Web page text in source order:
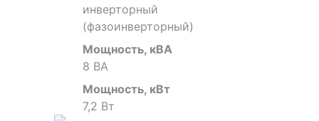
инверторный
(фазоинверторный)
Мощность, кВА
8 ВА
Мощность, кВт
7,2 Вт